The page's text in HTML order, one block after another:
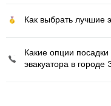
Как выбрать лучшие
Какие опции
эвакуатора в городе